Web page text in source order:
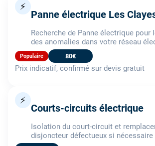
⚡
Panne électrique Les
Recherche de Panne électrique pour
des anomalies dans votre réseau
Populaire 80€
Prix indicatif, confirmé sur devis gratuit
⚡
Courts-circuits électrique
Isolation du court-circuit et
disjoncteur défectueux si nécessaire